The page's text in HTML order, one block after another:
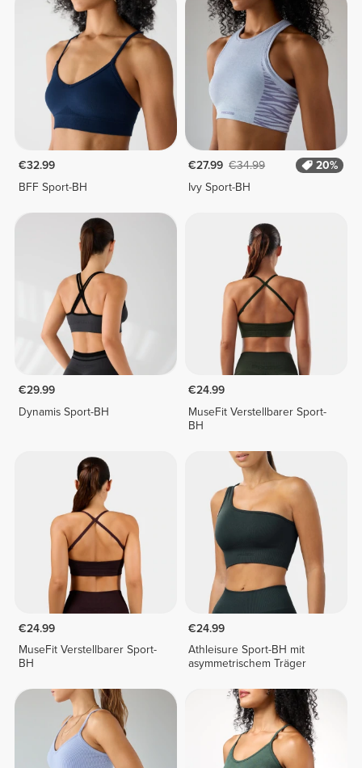
€32.99
BFF Sport-BH
€27.99 €34.99
20%
Ivy Sport-BH
€29.99
Dynamis Sport-BH
€24.99
MuseFit Verstellbarer Sport-
BH
€24.99
MuseFit Verstellbarer Sport-
BH
€24.99
Athleisure Sport-BH mit
asymmetrischem Träger